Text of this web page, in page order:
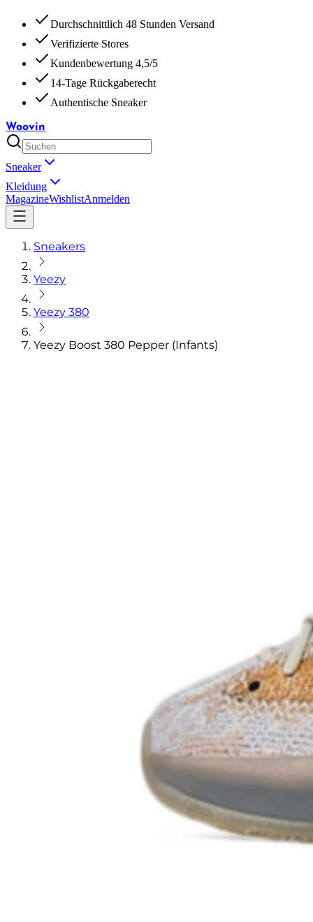
Durchschnittlich 48 Stunden Versand
Verifizierte Stores
Kundenbewertung 4,5/5
14-Tage Rückgaberecht
Authentische Sneaker
Woovin
Sneaker
Kleidung
MagazineWishlistAnmelden
Sneakers
Yeezy
Yeezy 380
Yeezy Boost 380 Pepper (Infants)